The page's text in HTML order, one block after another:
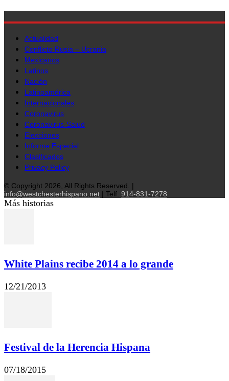
Actualidad
Conflicto Rusia – Ucrania
Mexicanos
Latinos
Nación
Latinoamérica
Internacionales
Coronavirus
Coronavirus-Salud
Elecciones
Informe Especial
Clasificados
Privacy Policy
© Copyright 2026, All Rights Reserved. |
info@westchesterhispano.net | Telf. 914-831-7278
Más historias
White Plains recibe 2014 a lo grande
12/21/2013
Festival de la Herencia Hispana
07/18/2015